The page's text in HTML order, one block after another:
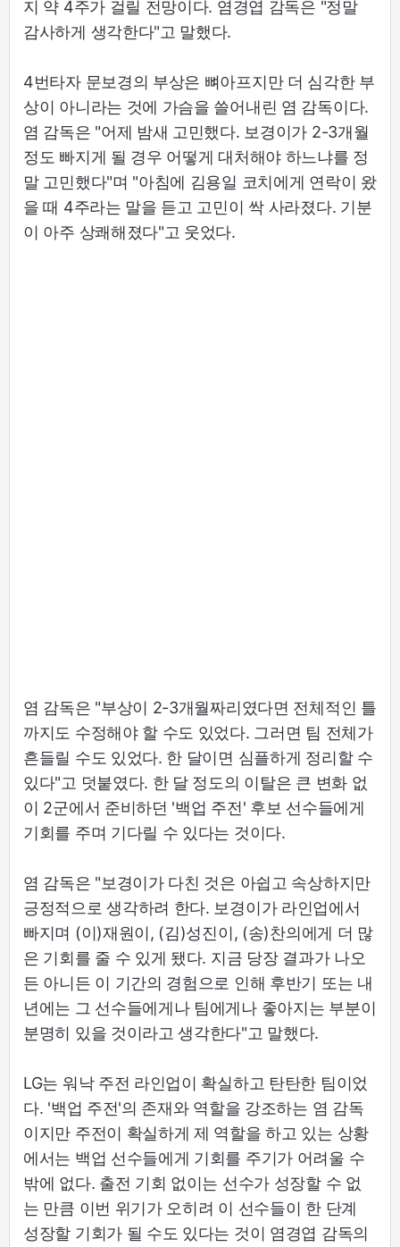
지 약 4주가 걸릴 전망이다. 염경엽 감독은 "정말
감사하게 생각한다"고 말했다.
4번타자 문보경의 부상은 뼈아프지만 더 심각한 부
상이 아니라는 것에 가슴을 쓸어내린 염 감독이다.
염 감독은 "어제 밤새 고민했다. 보경이가 2-3개월
정도 빠지게 될 경우 어떻게 대처해야 하느냐를 정
말 고민했다"며 "아침에 김용일 코치에게 연락이 왔
을 때 4주라는 말을 듣고 고민이 싹 사라졌다. 기분
이 아주 상쾌해졌다"고 웃었다.
염 감독은 "부상이 2-3개월짜리였다면 전체적인 틀
까지도 수정해야 할 수도 있었다. 그러면 팀 전체가
흔들릴 수도 있었다. 한 달이면 심플하게 정리할 수
있다"고 덧붙였다. 한 달 정도의 이탈은 큰 변화 없
이 2군에서 준비하던 '백업 주전' 후보 선수들에게
기회를 주며 기다릴 수 있다는 것이다.
염 감독은 "보경이가 다친 것은 아쉽고 속상하지만
긍정적으로 생각하려 한다. 보경이가 라인업에서
빠지며 (이)재원이, (김)성진이, (송)찬의에게 더 많
은 기회를 줄 수 있게 됐다. 지금 당장 결과가 나오
든 아니든 이 기간의 경험으로 인해 후반기 또는 내
년에는 그 선수들에게나 팀에게나 좋아지는 부분이
분명히 있을 것이라고 생각한다"고 말했다.
LG는 워낙 주전 라인업이 확실하고 탄탄한 팀이었
다. '백업 주전'의 존재와 역할을 강조하는 염 감독
이지만 주전이 확실하게 제 역할을 하고 있는 상황
에서는 백업 선수들에게 기회를 주기가 어려울 수
밖에 없다. 출전 기회 없이는 선수가 성장할 수 없
는 만큼 이번 위기가 오히려 이 선수들이 한 단계
성장할 기회가 될 수도 있다는 것이 염경엽 감독의